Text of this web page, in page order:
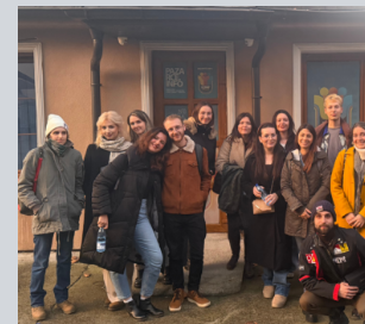
Izjava Srđana Noga
vrhunac govora
18.10.2018 YIHR